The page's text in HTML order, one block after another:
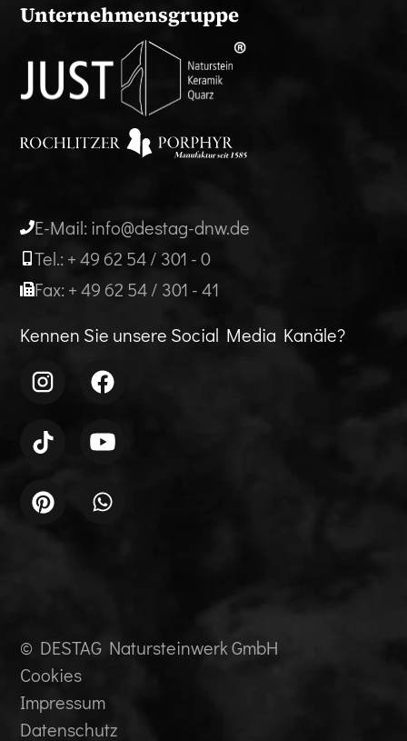
Unternehmensgruppe
E-Mail: info@destag-dnw.de
Tel.: + 49 62 54 / 301 - 0
Fax: + 49 62 54 / 301 - 41
Kennen Sie unsere Social Media Kanäle?
© DESTAG Natursteinwerk GmbH
Cookies
Impressum
Datenschutz